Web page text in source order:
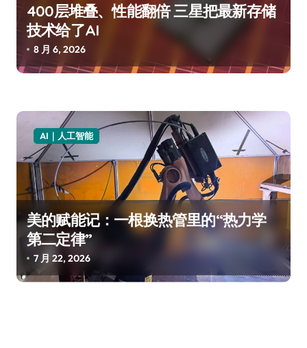
400层堆叠、性能翻倍 三星把最新存储
技术给了AI
8 月 6, 2026
AI｜人工智能
美的赋能记：一根换热管里的“热力学
第二定律”
7 月 22, 2026